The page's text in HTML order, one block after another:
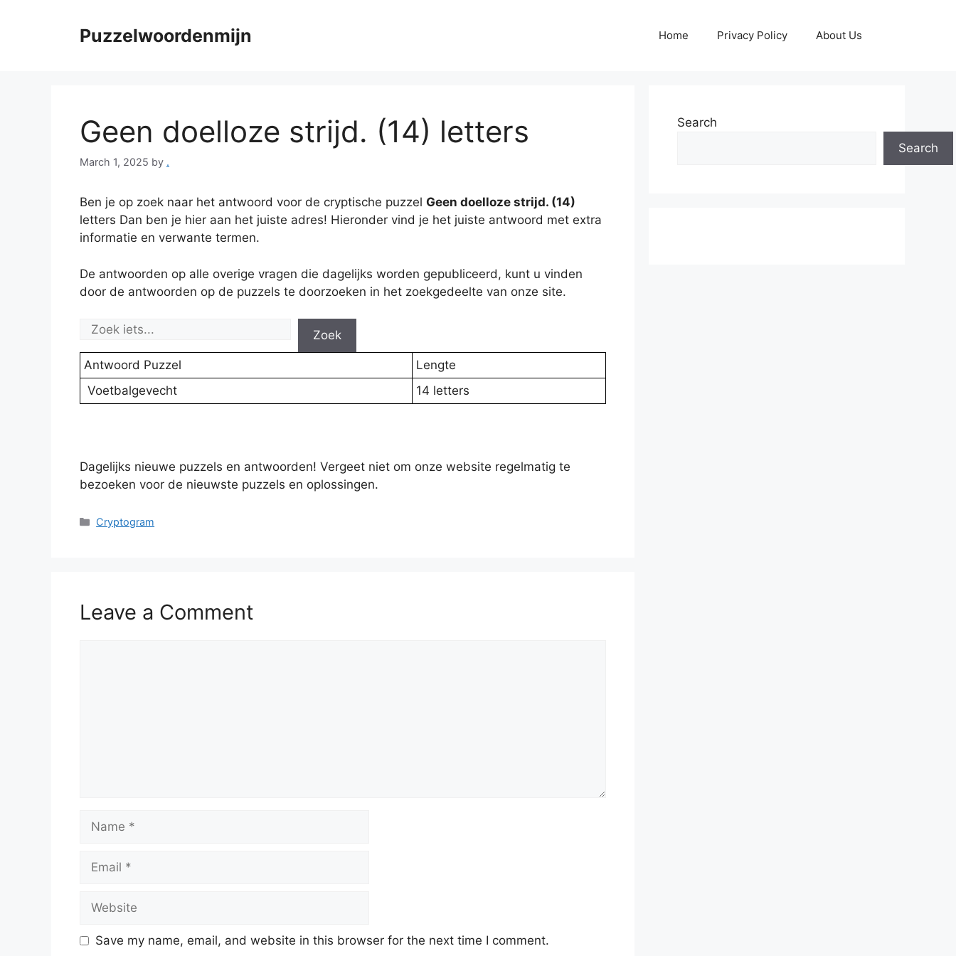
Puzzelwoordenmijn Home Privacy Policy About Us
Geen doelloze strijd. (14) letters
March 1, 2025 by .
Ben je op zoek naar het antwoord voor de cryptische puzzel Geen doelloze strijd. (14)
letters Dan ben je hier aan het juiste adres! Hieronder vind je het juiste antwoord met extra
informatie en verwante termen.
De antwoorden op alle overige vragen die dagelijks worden gepubliceerd, kunt u vinden
door de antwoorden op de puzzels te doorzoeken in het zoekgedeelte van onze site.
Zoek
Antwoord Puzzel
Lengte
Voetbalgevecht
14 letters
Dagelijks nieuwe puzzels en antwoorden! Vergeet niet om onze website regelmatig te
bezoeken voor de nieuwste puzzels en oplossingen.
Categories
Cryptogram
Leave a Comment
Name
Email
Website
Save my name, email, and website in this browser for the next time I comment.
Search
Search